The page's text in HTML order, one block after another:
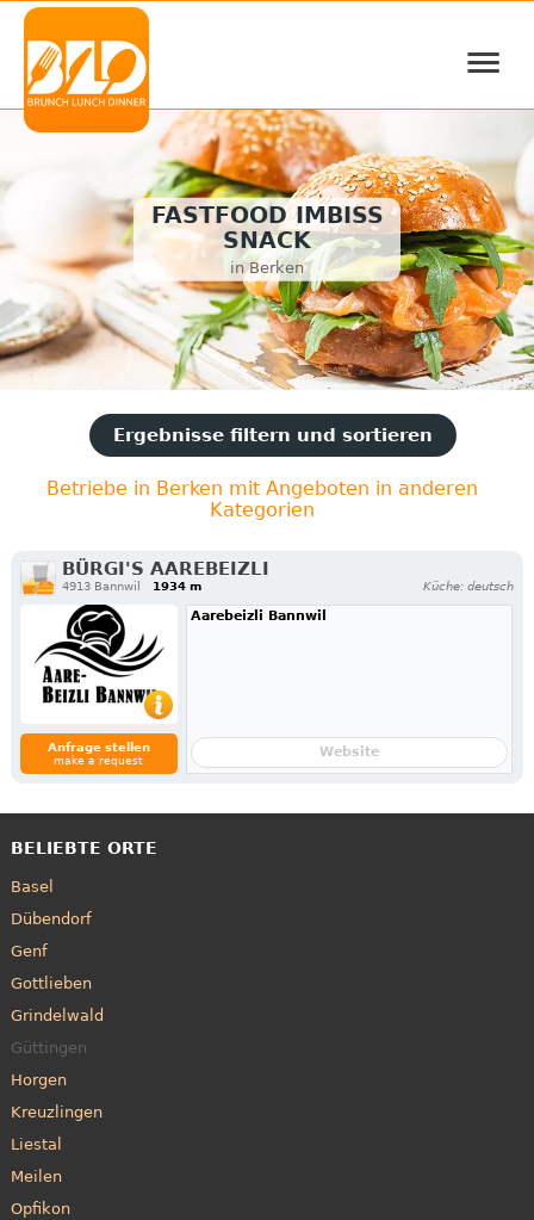
≡
FASTFOOD IMBISS
SNACK
in Berken
Ergebnisse filtern und sortieren
Betriebe in Berken mit Angeboten in anderen
Kategorien
BÜRGI'S AAREBEIZLI
4913 Bannwil 1934 m Küche: deutsch
Anfrage stellen
make a request
Aarebeizli Bannwil
Website
BELIEBTE ORTE
Basel
Dübendorf
Genf
Gottlieben
Grindelwald
Güttingen
Horgen
Kreuzlingen
Liestal
Meilen
Opfikon